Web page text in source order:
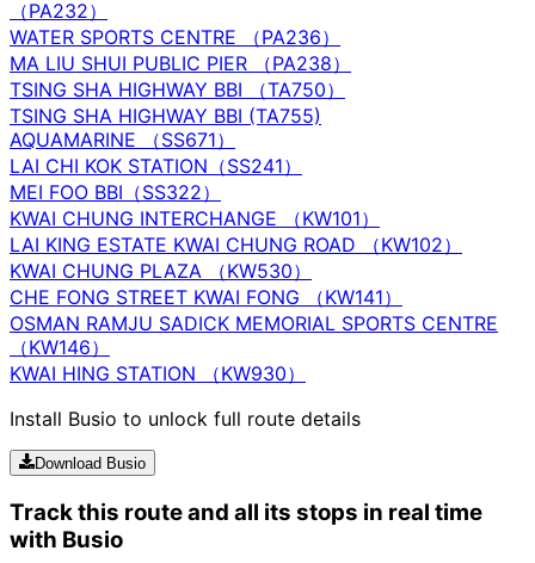
（PA232）
WATER SPORTS CENTRE （PA236）
MA LIU SHUI PUBLIC PIER （PA238）
TSING SHA HIGHWAY BBI （TA750）
TSING SHA HIGHWAY BBI (TA755)
AQUAMARINE （SS671）
LAI CHI KOK STATION（SS241）
MEI FOO BBI（SS322）
KWAI CHUNG INTERCHANGE （KW101）
LAI KING ESTATE KWAI CHUNG ROAD （KW102）
KWAI CHUNG PLAZA （KW530）
CHE FONG STREET KWAI FONG （KW141）
OSMAN RAMJU SADICK MEMORIAL SPORTS CENTRE
（KW146）
KWAI HING STATION （KW930）
Install Busio to unlock full route details
Download Busio
Track this route and all its stops in real time
with Busio